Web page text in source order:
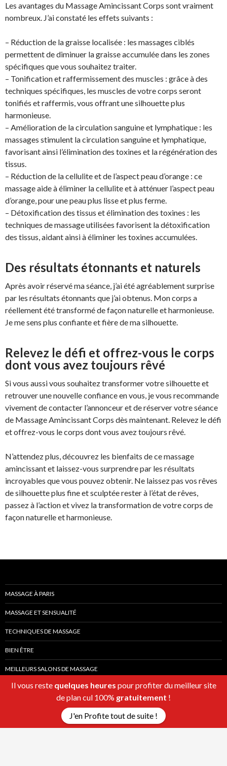
Les avantages du Massage Amincissant Corps sont vraiment
nombreux. J’ai constaté les effets suivants :
– Réduction de la graisse localisée : les massages ciblés
permettent de diminuer la graisse accumulée dans les zones
spécifiques que vous souhaitez traiter.
– Tonification et raffermissement des muscles : grâce à des
techniques spécifiques, les muscles de votre corps seront
tonifiés et raffermis, vous offrant une silhouette plus
harmonieuse.
– Amélioration de la circulation sanguine et lymphatique : les
massages stimulent la circulation sanguine et lymphatique,
favorisant ainsi l’élimination des toxines et la régénération des
tissus.
– Réduction de la cellulite et de l’aspect peau d’orange : ce
massage aide à éliminer la cellulite et à atténuer l’aspect peau
d’orange, pour une peau plus lisse et plus ferme.
– Détoxification des tissus et élimination des toxines : les
techniques de massage utilisées favorisent la détoxification
des tissus, aidant ainsi à éliminer les toxines accumulées.
Des résultats étonnants et naturels
Après avoir réservé ma séance, j’ai été agréablement surprise
par les résultats étonnants que j’ai obtenus. Mon corps a
réellement été transformé de façon naturelle et harmonieuse.
Je me sens plus confiante et fière de ma silhouette.
Relevez le défi et offrez-vous le corps
dont vous avez toujours rêvé
Si vous aussi vous souhaitez transformer votre silhouette et
retrouver une nouvelle confiance en vous, je vous recommande
vivement de contacter l’annonceur et de réserver votre séance
de Massage Amincissant Corps dès maintenant. Relevez le défi
et offrez-vous le corps dont vous avez toujours rêvé.
N’attendez plus, découvrez les bienfaits de ce massage
amincissant et laissez-vous surprendre par les résultats
incroyables que vous pouvez obtenir. Ne laissez pas vos rêves
de silhouette plus fine et sculptée rester à l’état de rêves,
passez à l’action et vivez la transformation de votre corps de
façon naturelle et harmonieuse.
MASSAGE À PARIS
MASSAGE ET SENSUALITÉ
TECHNIQUES DE MASSAGE
BIEN ÊTRE
MEILLEURS SALONS DE MASSAGE
Fièrement propulsé par WordPress
Il vous reste quelques heures pour profiter du meilleur site
de plan cul 100% gratuitement !
J'en Profite tout de suite !